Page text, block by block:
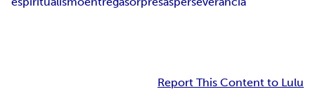
Report This Content to Lulu